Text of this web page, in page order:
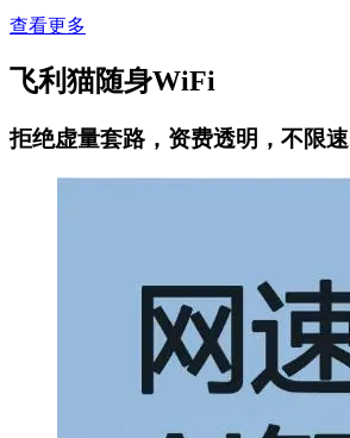
查看更多
飞利猫随身WiFi
拒绝虚量套路，资费透明，不限速